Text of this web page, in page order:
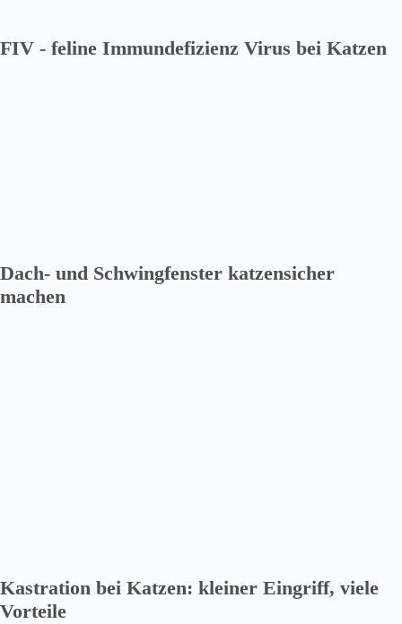
FIV - feline Immundefizienz Virus bei Katzen
Dach- und Schwingfenster katzensicher
machen
Kastration bei Katzen: kleiner Eingriff, viele
Vorteile